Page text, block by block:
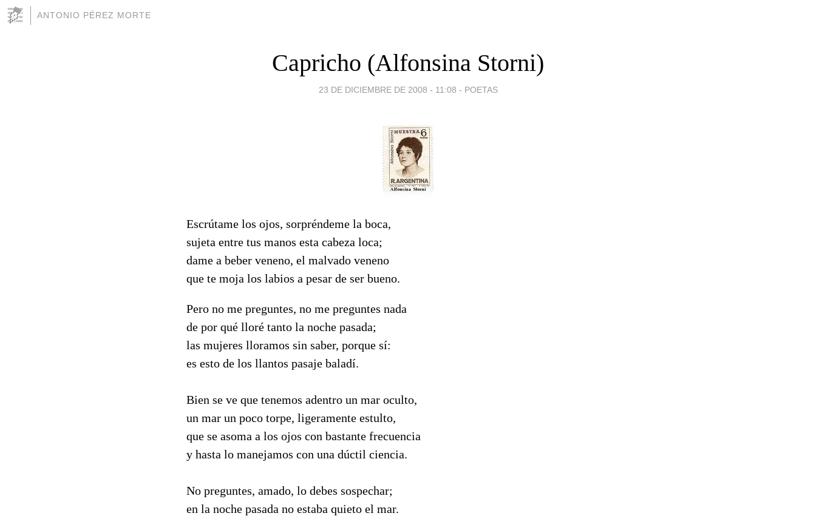
ANTONIO PÉREZ MORTE
Capricho (Alfonsina Storni)
23 DE DICIEMBRE DE 2008 - 11:08 - POETAS
Escrútame los ojos, sorpréndeme la boca,
sujeta entre tus manos esta cabeza loca;
dame a beber veneno, el malvado veneno
que te moja los labios a pesar de ser bueno.
Pero no me preguntes, no me preguntes nada
de por qué lloré tanto la noche pasada;
las mujeres lloramos sin saber, porque sí:
es esto de los llantos pasaje baladí.
Bien se ve que tenemos adentro un mar oculto,
un mar un poco torpe, ligeramente estulto,
que se asoma a los ojos con bastante frecuencia
y hasta lo manejamos con una dúctil ciencia.
No preguntes, amado, lo debes sospechar;
en la noche pasada no estaba quieto el mar.